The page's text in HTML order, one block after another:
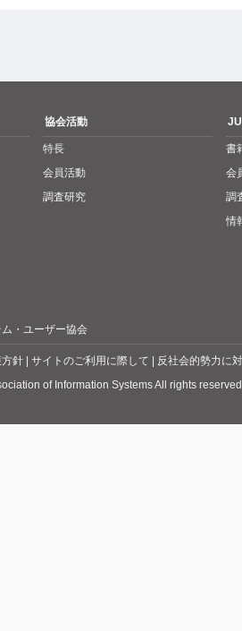
協会活動
特長
会員活動
調査研究
書
会
調
情
・ユーザー協会
針 サイトのご利用に際して
反社会的勢力に
of Information Systems All rights reserved